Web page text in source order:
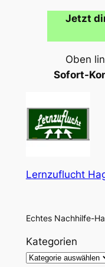
Jetzt
Oben
Sofort-
Lernzuflucht
Echtes Nachhilfe-
Kategorien